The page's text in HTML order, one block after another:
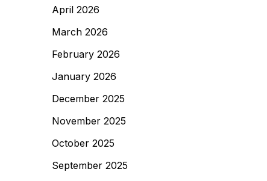
April 2026
March 2026
February 2026
January 2026
December 2025
November 2025
October 2025
September 2025